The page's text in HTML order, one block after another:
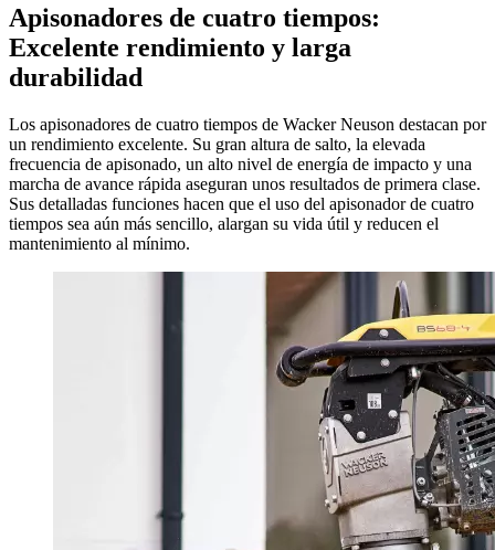
Apisonadores de cuatro tiempos:
Excelente rendimiento y larga
durabilidad
Los apisonadores de cuatro tiempos de Wacker Neuson destacan por
un rendimiento excelente. Su gran altura de salto, la elevada
frecuencia de apisonado, un alto nivel de energía de impacto y una
marcha de avance rápida aseguran unos resultados de primera clase.
Sus detalladas funciones hacen que el uso del apisonador de cuatro
tiempos sea aún más sencillo, alargan su vida útil y reducen el
mantenimiento al mínimo.